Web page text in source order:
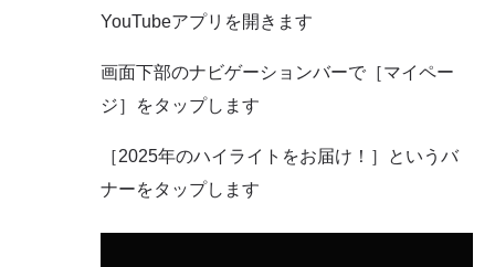
YouTubeアプリを開きます
画面下部のナビゲーションバーで［マイペー
ジ］をタップします
［2025年のハイライトをお届け！］というバ
ナーをタップします